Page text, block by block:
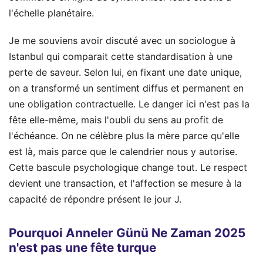
l'échelle planétaire.
Je me souviens avoir discuté avec un sociologue à
Istanbul qui comparait cette standardisation à une
perte de saveur. Selon lui, en fixant une date unique,
on a transformé un sentiment diffus et permanent en
une obligation contractuelle. Le danger ici n'est pas la
fête elle-même, mais l'oubli du sens au profit de
l'échéance. On ne célèbre plus la mère parce qu'elle
est là, mais parce que le calendrier nous y autorise.
Cette bascule psychologique change tout. Le respect
devient une transaction, et l'affection se mesure à la
capacité de répondre présent le jour J.
Pourquoi Anneler Günü Ne Zaman 2025
n'est pas une fête turque